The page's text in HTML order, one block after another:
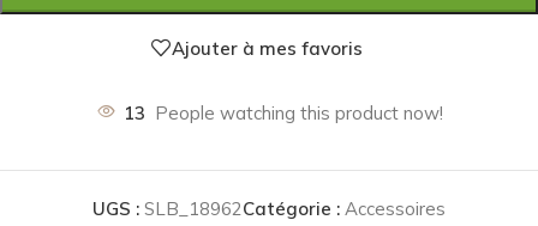
Ajouter à mes favoris
13 People watching this product now!
UGS : SLB_18962Catégorie : Accessoires